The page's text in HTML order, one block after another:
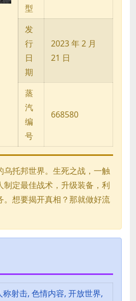
型
发
行
日
期
2023 年 2 月
21 日
蒸
汽
编
号
668580
乌托邦世界。生死之战，一触
制定最佳战术，升级装备，利
。想要揭开真相？那就做好流
称射击, 色情内容, 开放世界,